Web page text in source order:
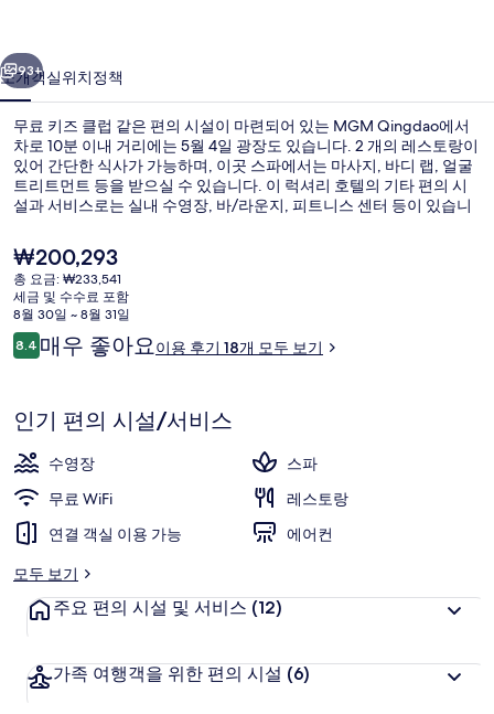
리93+
소개객실위치정책
무료 키즈 클럽 같은 편의 시설이 마련되어 있는 MGM Qingdao에서
차로 10분 이내 거리에는 5월 4일 광장도 있습니다. 2 개의 레스토랑이
있어 간단한 식사가 가능하며, 이곳 스파에서는 마사지, 바디 랩, 얼굴
트리트먼트 등을 받으실 수 있습니다. 이 럭셔리 호텔의 기타 편의 시
설과 서비스로는 실내 수영장, 바/라운지, 피트니스 센터 등이 있습니
현
재
가
격
은
₩200,293
₩200,293
총 요금: ₩233,541
세금 및 수수료 포함
8월 30일 ~ 8월 31일
이
용
기
8.410점 만점 중 8.4점.
매우 좋아요이용 후기 18개 모두 보기
인기 편의 시설/서비스
수영장
스파
무료 WiFi
레스토랑
연결 객실 이용 가능
에어컨
모두 보기
주요 편의 시설 및 서비스 (12)
가족 여행객을 위한 편의 시설 (6)